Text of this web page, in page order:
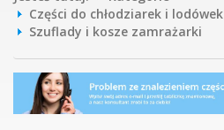
Części do chłodziarek i lodówek
Szuflady i kosze zamrażarki